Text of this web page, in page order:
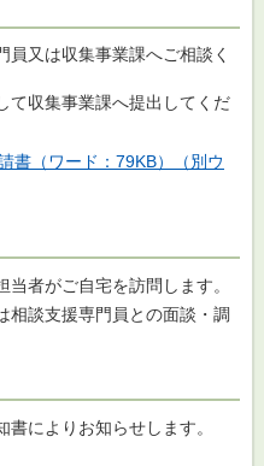
又は収集事業課へご相談く
て収集事業課へ提出してくだ
書（ワード：79KB）（別ウ
者がご自宅を訪問します。
相談支援専門員との面談・調
によりお知らせします。